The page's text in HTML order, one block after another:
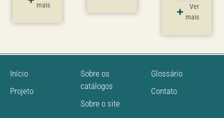
mais
Ver
mais
Início
Projeto
Sobre os
catálogos
Sobre o site
Glossário
Contato